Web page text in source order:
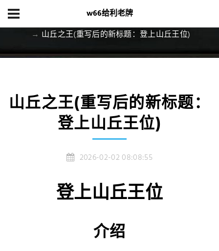
w66给利老牌
山丘之王(重写后的新标题：登上山丘王位)
山丘之王(重写后的新标题：
登上山丘王位)
2026-02-02 08:08:55
登上山丘王位
介绍